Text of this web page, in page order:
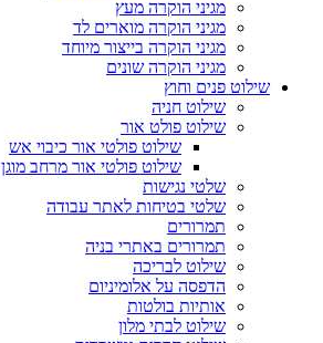
מגיני הוקרה מעץ
מגיני הוקרה מוארים לד
מגיני הוקרה בייצור מיוחד
מגיני הוקרה שונים
שילוט פנים וחוץ
שילוט חניה
שילוט פולט אור
שילוט פולטי אור כיבוי אש
שילוט פולטי אור מרחב מוגן
שלטי נגישות
שלטי בטיחות לאתר עבודה
תמרורים
תמרורים באתרי בניה
שילוט לבריכה
הדפסה על אלומיניום
אותיות בולטות
שילוט לבתי מלון